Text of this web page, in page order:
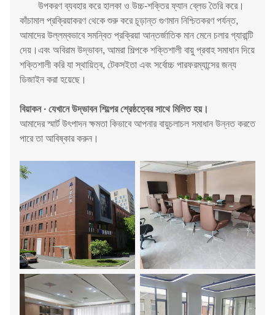
উপকরণ ব্যবহার করে হালকা ও উচ্চ-শক্তির ফ্যান ব্লেড তৈরি করে।
কাঁচামাল প্রক্রিয়াকরণ থেকে শুরু করে চূড়ান্ত গুণমান নিশ্চিতকরণ পর্যন্ত,
আমাদের উল্লম্বভাবে সমন্বিত প্রক্রিয়া আন্তর্জাতিক মান মেনে চলার গ্যারান্টি
দেয়।এবং অবিরাম উদ্ভাবন, আমরা শিল্পকে শক্তিশালী বায়ু প্রবাহ সমাধান দিয়ে
শক্তিশালী করি যা স্থায়িত্ব, টেকসইতা এবং সর্বোচ্চ পারফরম্যান্সের জন্য
ডিজাইন করা হয়েছে।
বিয়াকন ∙ যেখানে উদ্ভাবন শিল্পের শ্রেষ্ঠত্বের সাথে মিলিত হয়।
আমাদের স্মার্ট উৎপাদন ক্ষমতা কিভাবে আপনার বায়ুচলাচল সমাধান উন্নত করতে
পারে তা আবিষ্কার করুন।